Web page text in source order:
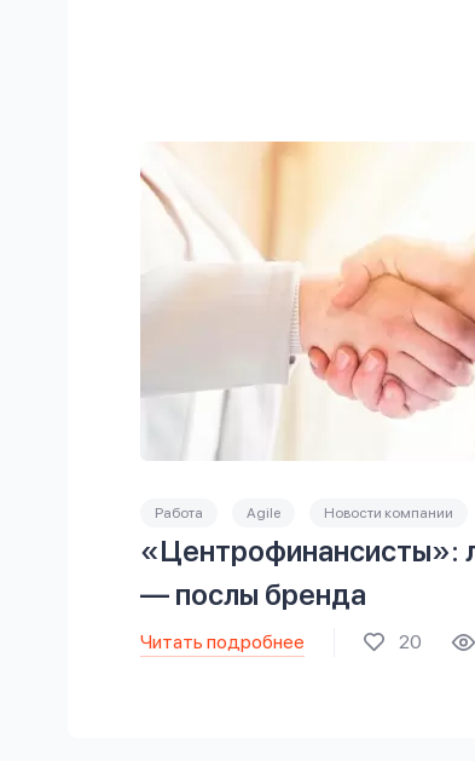
Работа Agile Новости компании
«Центрофинансисты»:
— послы бренда
Читать подробнее 20